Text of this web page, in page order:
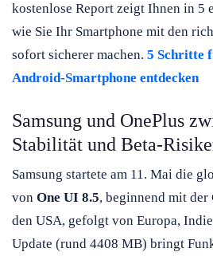
kostenlose Report zeigt Ihnen in 5
wie Sie Ihr Smartphone mit den
sofort sicherer machen. 5 Schritte
Android-Smartphone entdecken
Samsung und OnePlus
Stabilität und Beta-
Samsung startete am 11. Mai die
von One UI 8.5, beginnend mit
den USA, gefolgt von Europa,
Update (rund 4408 MB) bringt